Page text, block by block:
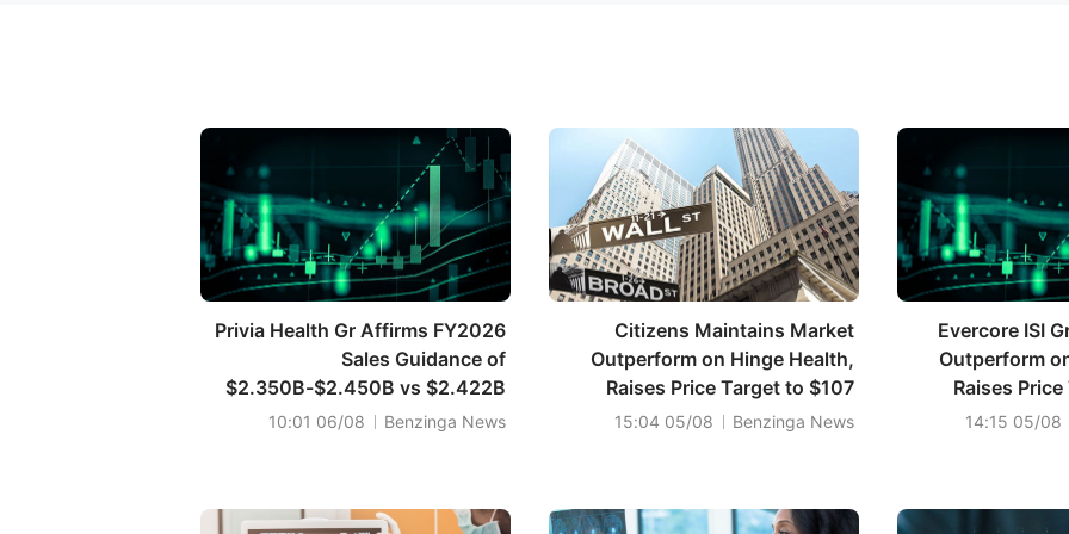
Evercore ISI
Outperform
Raises
05/08 14:15
Citizens Maintains Market
Outperform on Hinge Health,
Raises Price Target to $107
Benzinga News
05/08 15:04
Privia Health Gr Affirms FY2026
Sales Guidance of
$2.350B-$2.450B vs $2.422B
Est
Benzinga News
06/08 10:01